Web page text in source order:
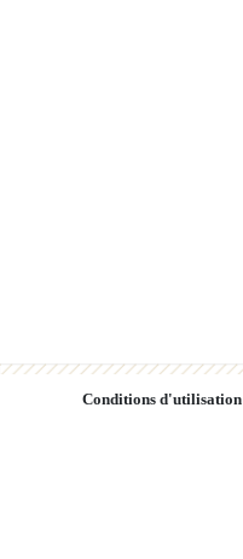
Conditions d'utilisation